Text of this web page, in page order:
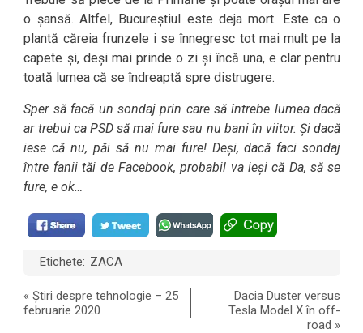
o șansă. Altfel, Bucureștiul este deja mort. Este ca o
plantă căreia frunzele i se înnegresc tot mai mult pe la
capete și, deși mai prinde o zi și încă una, e clar pentru
toată lumea că se îndreaptă spre distrugere.
Sper să facă un sondaj prin care să întrebe lumea dacă
ar trebui ca PSD să mai fure sau nu bani în viitor. Și dacă
iese că nu, păi să nu mai fure! Deși, dacă faci sondaj
între fanii tăi de Facebook, probabil va ieși că Da, să se
fure, e ok…
Etichete: ZACA
«Știri despre tehnologie – 25
februarie 2020
Dacia Duster versus
Tesla Model X în off-
road »